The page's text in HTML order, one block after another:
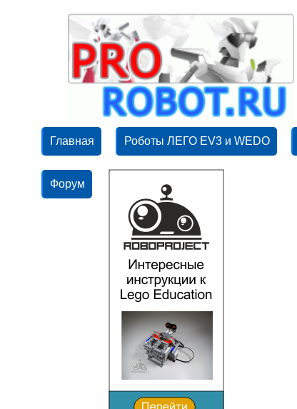
Главная Роботы ЛЕГО EV3 и WEDO
Форум